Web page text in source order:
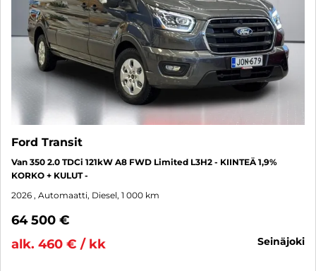
Ford Transit
Van 350 2.0 TDCi 121kW A8 FWD Limited L3H2 - KIINTEÄ 1,9%
KORKO + KULUT -
2026 , Automaatti, Diesel, 1 000 km
64 500 €
alk. 460 € / kk
seinäjoki